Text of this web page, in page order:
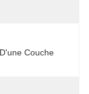
Couche